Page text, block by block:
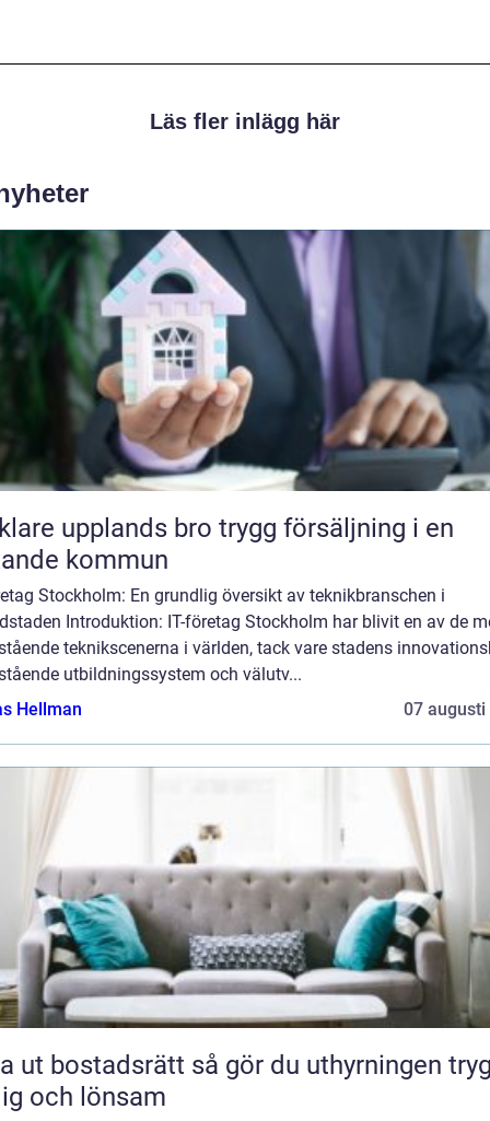
Läs fler inlägg här
upplands bro trygg försäljning i en
kommun
Stockholm: En grundlig översikt av teknikbranschen i
Introduktion: IT-företag Stockholm har blivit en av de
teknikscenerna i världen, tack vare stadens
utbildningssystem och välutv...
Hellman
07 augusti
så gör du uthyrningen trygg,
och lönsam